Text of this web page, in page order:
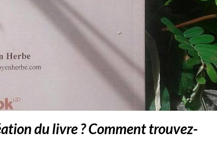
du livre ? Comment trouvez-